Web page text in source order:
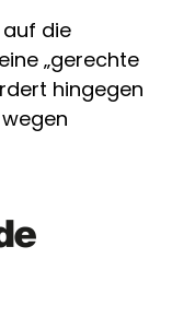
die
„gerechte
hingegen